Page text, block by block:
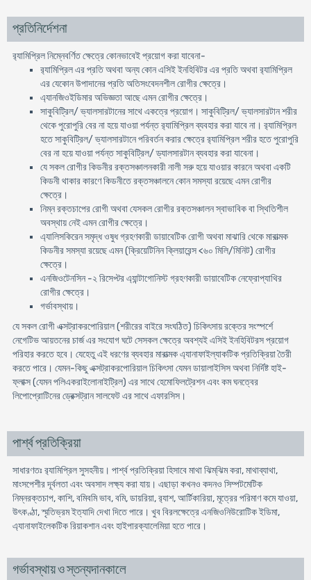
প্রতিনির্দেশনা
র‍্যামিপ্রিল নিম্নেবর্ণিত ক্ষেত্রে কোনভাবেই প্রয়োগ করা যাবেনা-
র‍্যামিপ্রিল এর প্রতি অথবা অন্য কোন এসিই ইনহিবিটর এর প্রতি অথবা র‍্যামিপ্রিল
এর যেকোন উপাদানের প্রতি অতিসংবেদনশীল রোগীর ক্ষেত্রে।
এ্যানজিওইডিমার অভিজ্ঞতা আছে এমন রোগীর ক্ষেত্রে।
সাকুবিট্রিল/ ভ্যালসারটানের সাথে একত্রে প্রয়োগ। সাকুবিট্রিল/ ভ্যালসারটান শরীর
থেকে পুরোপুরি বের না হয়ে যাওয়া পর্যন্ত র‍্যামিপ্রিল ব্যবহার করা যাবে না। র‍্যামিপ্রিল
হতে সাকুবিট্রিল/ ভ্যালসারটানে পরিবর্তন করার ক্ষেত্রে র‍্যামিপ্রিল শরীর হতে পুরোপুরি
বের না হয়ে যাওয়া পর্যন্ত সাকুবিট্রিল/ ড্যালসারটান ব্যবহার করা যাবেনা।
যে সকল রোগীর কিডনীর রক্তসঞ্চালনকারী নালী সরু হয়ে যাওয়ার কারনে অথবা একটি
কিডনী থাকার কারণে কিডনীতে রক্তসঞ্চালনে কোন সমস্যা রয়েছে এমন রোগীর
ক্ষেত্রে।
নিম্ন রক্তচাপের রোগী অথবা যেসকল রোগীর রক্তসঞ্চালন স্বাভাবিক বা স্থিতিশীল
অবস্থায় নেই এমন রোগীর ক্ষেত্রে।
এ্যালিসকিরেন সমৃদ্ধ ওষুধ গ্রহণকারী ডায়াবেটিক রোগী অথবা মাঝারি থেকে মারাত্মক
কিডনীর সমস্যা রয়েছে এমন (ক্রিয়েটিনিন ক্লিয়ারেন্স <৬০ মিলি/মিনিট) রোগীর
ক্ষেত্রে।
এনজিওটেনসিন -২ রিসেপ্টর এ্যান্টাগোনিস্ট গ্রহণকারী ডায়াবেটিক নেফ্রোপ্যাথির
রোগীর ক্ষেত্রে।
গর্ভাবস্থায়।
যে সকল রোগী এক্সট্রাকরপোরিয়াল (শরীরের বাইরে সংঘঠিত) চিকিৎসায় রক্তের সংস্পর্শে
নেগেটিভ আয়তনের চার্জ এর সংযোগ ঘটে সেসকল ক্ষেত্রে অবশ্যই এসিই ইনহিবিটরস প্রয়োগ
পরিহার করতে হবে। যেহেতু এই ধরণের ব্যবহার মারাত্মক এ্যানাফাইল্যাকটিক প্রতিক্রিয়া তৈরী
করতে পারে। যেমন-কিছু এক্সট্রাকরপোরিয়াল চিকিৎসা যেমন ডায়ালাইসিস অথবা নির্দিষ্ট হাই-
ফ্লাক্স (যেমন পলিএকরাইলোনাইট্রিল) এর সাথে হেমোফিলট্রেশন এবং কম ঘনত্বের
লিপোপ্রোটিনের ড্রেক্সট্রান সালফেট এর সাথে এফারসিস।
পার্শ্ব প্রতিক্রিয়া
সাধারণতঃ র‍্যামিপ্রিল সুসহনীয়। পার্শ্ব প্রতিক্রিয়া হিসাবে মাথা ঝিম্‌ঝিম করা, মাথাব্যাথা,
মাংসপেশীর দূর্বলতা এবং অবসাদ লক্ষ্য করা যায়। এছাড়া কখনও কদনও সিম্পটমেটিক
নিম্নরক্তচাপ, কাশি, বমিবমি ভাব, বমি, ডায়রিয়া, র‍্যাশ, আর্টিকারিয়া, মূত্রের পরিমাণ কমে যাওয়া,
উৎকণ্ঠা, স্মৃতিভ্রম ইত্যাদি দেখা দিতে পারে। খুব বিরলক্ষেত্রে এনজিওনিউরোটিক ইডিমা,
এ্যানাফাইলেকটিক রিয়াকশান এবং হাইপারক্যালেমিয়া হতে পারে।
গর্ভাবস্থায় ও স্তন্যদানকালে